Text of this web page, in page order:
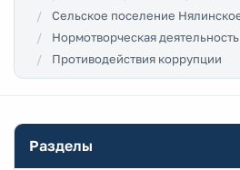
Сельское поселение
Нормотворческая деятельность
Противодействия коррупции
Разделы